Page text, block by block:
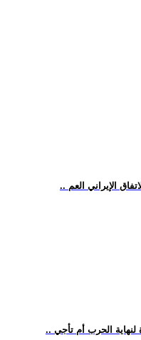
الإيراني العم
الحرب أم تأجي